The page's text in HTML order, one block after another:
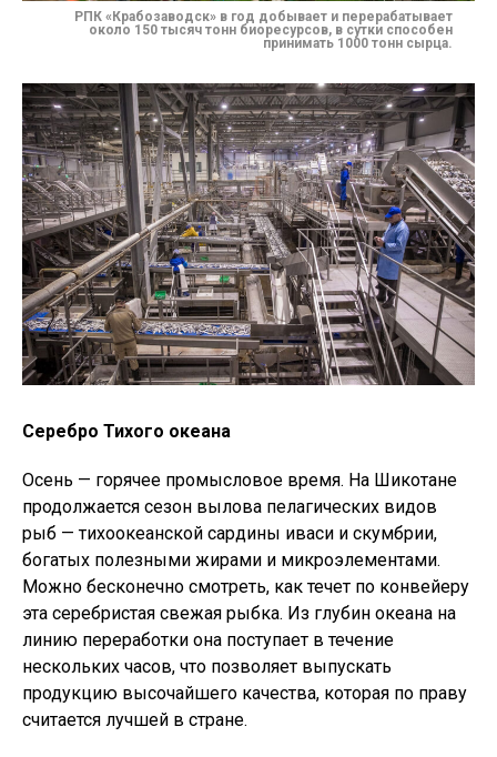
РПК «Крабозаводск» в год добывает и перерабатывает
около 150 тысяч тонн биоресурсов, в сутки способен
принимать 1000 тонн сырца.
Серебро Тихого океана
Осень — горячее промысловое время. На Шикотане
продолжается сезон вылова пелагических видов
рыб — тихоокеанской сардины иваси и скумбрии,
богатых полезными жирами и микроэлементами.
Можно бесконечно смотреть, как течет по конвейеру
эта серебристая свежая рыбка. Из глубин океана на
линию переработки она поступает в течение
нескольких часов, что позволяет выпускать
продукцию высочайшего качества, которая по праву
считается лучшей в стране.